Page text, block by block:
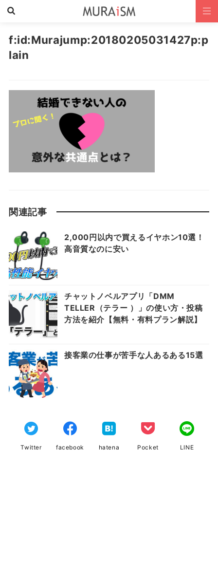
f:id:Murajump:20180205031427p:p
lain
関連記事
2,000円以内で買えるイヤホン10選！
高音質なのに安い
チャットノベルアプリ「DMM
TELLER（テラー ）」の使い方・投稿
方法を紹介【無料・有料プラン解説】
接客業の仕事が苦手な人あるある15選
Twitter facebook hatena Pocket LINE